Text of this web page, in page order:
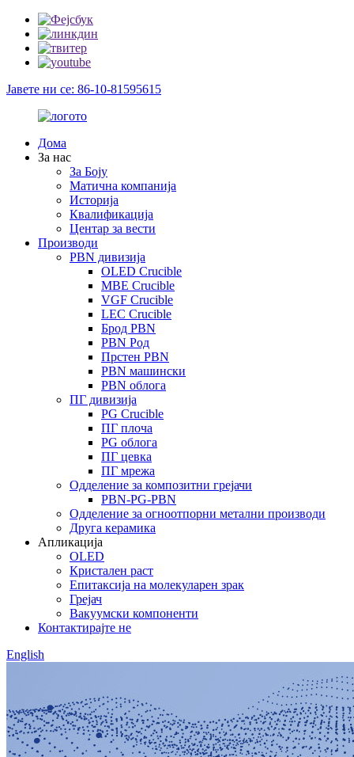
Јавете ни се: 86-10-81595615
Дома
За нас
За Боју
Матична компанија
Историја
Квалификација
Центар за вести
Производи
PBN дивизија
OLED Crucible
MBE Crucible
VGF Crucible
LEC Crucible
Брод PBN
PBN Род
Прстен PBN
PBN машински
PBN облога
ПГ дивизија
PG Crucible
ПГ плоча
PG облога
ПГ цевка
ПГ мрежа
Одделение за композитни грејачи
PBN-PG-PBN
Одделение за огноотпорни метални производи
Друга керамика
Апликација
OLED
Кристален раст
Епитаксија на молекуларен зрак
Грејач
Вакуумски компоненти
Контактирајте не
English